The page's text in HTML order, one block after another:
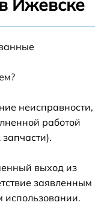
Ижевске
неисправности,
работой
выход из
заявленным
использовании.